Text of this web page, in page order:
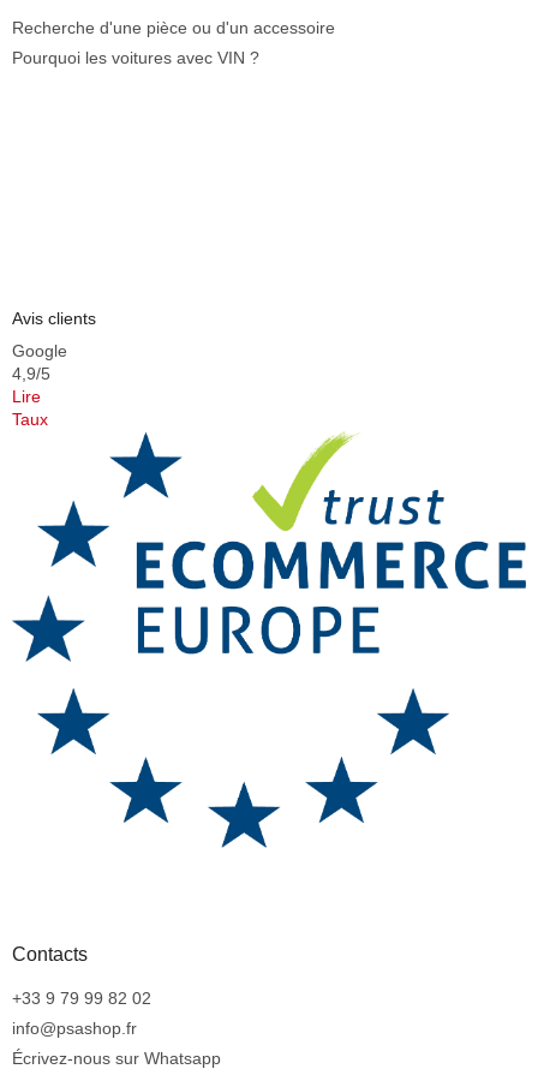
Recherche d'une pièce ou d'un accessoire
Pourquoi les voitures avec VIN ?
Avis clients
Google
4,9/5
Lire
Taux
Contacts
+33 9 79 99 82 02
info@psashop.fr
Écrivez-nous sur Whatsapp